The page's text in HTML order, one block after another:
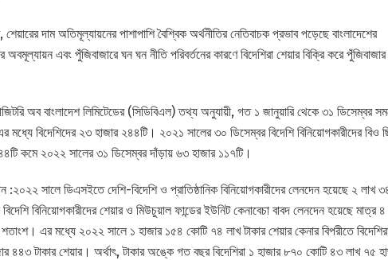
দাম অতিমূল্যায়নের পাশাপাশি বৈশ্বিক অর্থনীতির নেতিবাচক প্রভাব পড়েছে বাংলাদেশের
অবমূল্যায়ন এবং পুঁজিবাজারে ঘন ঘন নীতি পরিবর্তনের কারণে বিদেশিরা শেয়ার বিক্রি করে
অব বাংলাদেশ লিমিটেডের (সিডিবিএল) তথ্য অনুযায়ী, গত ১ জানুয়ারি থেকে ৩১ ডিসেম্বর
মধ্যে বিদেশিদের ২৩ হাজার ২৪৪টি। ২০২১ সালের ৩০ ডিসেম্বর বিদেশি বিনিয়োগকারীদের বিও
কমে ২০২২ সালের ৩১ ডিসেম্বর দাঁড়ায় ৬৩ হাজার ১১৭টি।
:২০২২ সালে ডিএসইতে দেশি-বিদেশি ও প্রাতিষ্ঠানিক বিনিয়োগকারীদের লেনদেন হয়েছে ২ লাখ
বিনিয়োগকারীদের শেয়ার ও মিউচুয়াল ফান্ডের ইউনিট কেনাবেচা বাবদ লেনদেন হয়েছে মাত্র ৪
এর মধ্যে ২০২২ সালে ১ হাজার ১৫৪ কোটি ৭৪ লাখ টাকার শেয়ার কেনার বিপরীতে
৪৪৩ টাকার শেয়ার। অর্থাৎ, টাকার অঙ্কে গত বছর বিদেশিরা ১ হাজার ৮৭০ কোটি ৪৩ লাখ ৭৫